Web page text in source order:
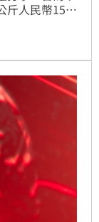
斤人民幣150
往中國，加
腐爛。面對中
國出口量激
，全球貿易版